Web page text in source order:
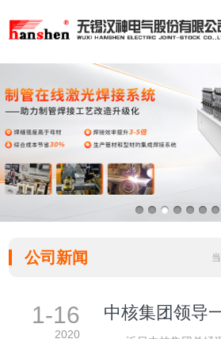
公司新闻
1-16
2020
中核集团领导